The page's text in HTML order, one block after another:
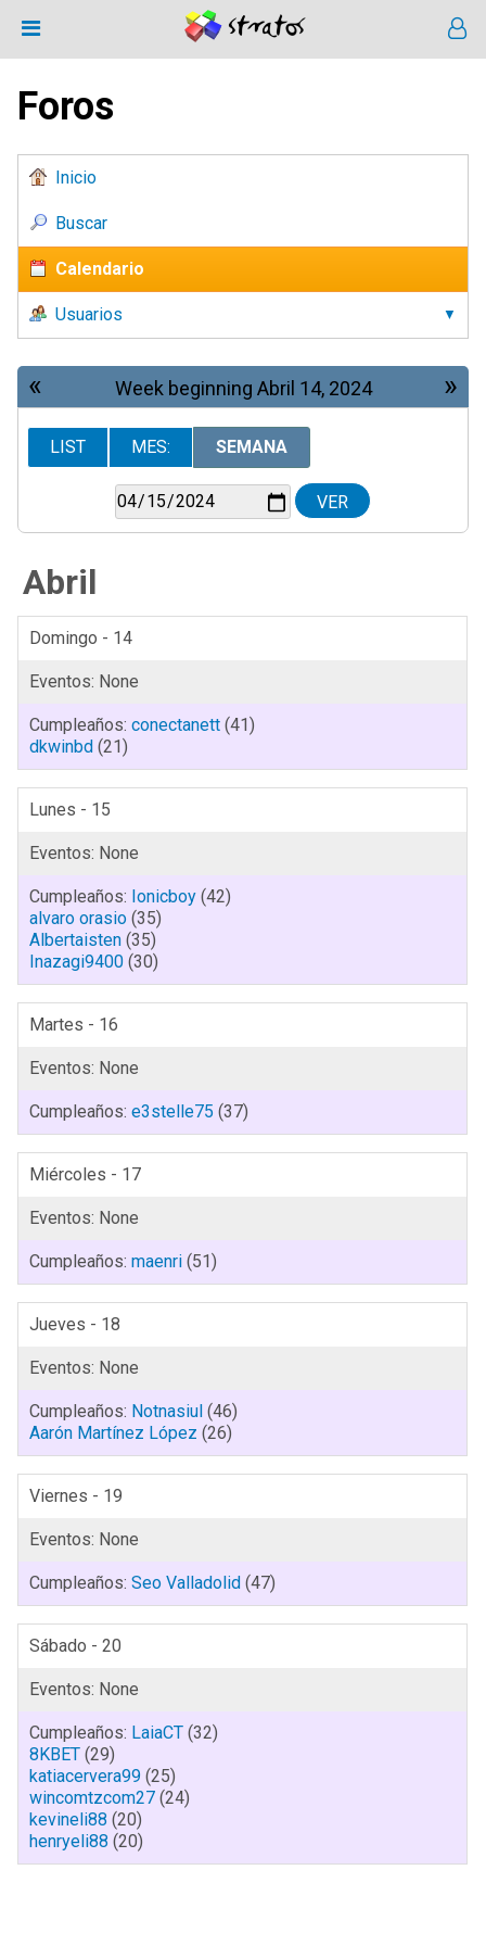
Foros
Inicio
Buscar
Calendario
Usuarios
« »
Week beginning Abril 14, 2024
LIST MES: SEMANA
Abril
Domingo - 14
conectanett (41)
dkwinbd (21)
Lunes - 15
Ionicboy (42)
alvaro orasio (35)
Albertaisten (35)
Inazagi9400 (30)
Martes - 16
e3stelle75 (37)
Miércoles - 17
maenri (51)
Jueves - 18
Notnasiul (46)
Aarón Martínez López (26)
Viernes - 19
Seo Valladolid (47)
Sábado - 20
LaiaCT (32)
8KBET (29)
katiacervera99 (25)
wincomtzcom27 (24)
kevineli88 (20)
henryeli88 (20)